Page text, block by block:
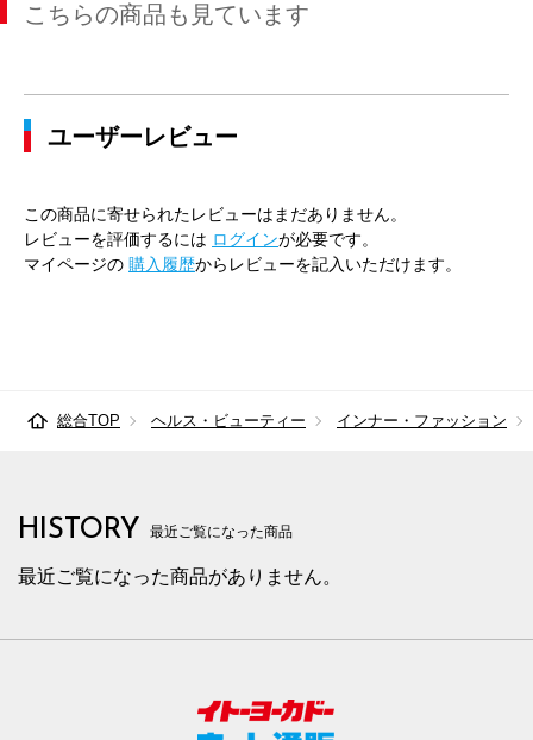
こちらの商品も見ています
ユーザーレビュー
この商品に寄せられたレビューはまだありません。
レビューを評価するには ログインが必要です。
マイページの 購入履歴からレビューを記入いただけます。
総合TOP ヘルス・ビューティー インナー・ファッション
HISTORY 最近ご覧になった商品
最近ご覧になった商品がありません。